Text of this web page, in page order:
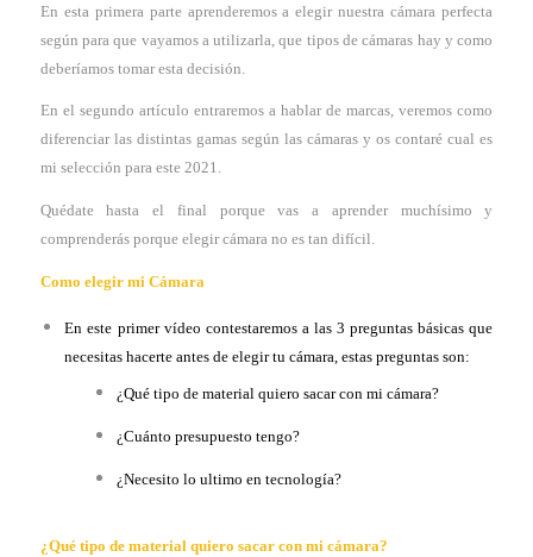
En esta primera parte aprenderemos a elegir nuestra cámara perfecta
según para que vayamos a utilizarla, que tipos de cámaras hay y como
deberíamos tomar esta decisión.
En el segundo artículo entraremos a hablar de marcas, veremos como
diferenciar las distintas gamas según las cámaras y os contaré cual es
mi selección para este 2021.
Quédate hasta el final porque vas a aprender muchísimo y
comprenderás porque elegir cámara no es tan difícil.
Como elegir mi Cámara
En este primer vídeo contestaremos a las 3 preguntas básicas que
necesitas hacerte antes de elegir tu cámara, estas preguntas son:
¿Qué tipo de material quiero sacar con mi cámara?
¿Cuánto presupuesto tengo?
¿Necesito lo ultimo en tecnología?
¿Quétipo de material quiero sacar con mi cámara?